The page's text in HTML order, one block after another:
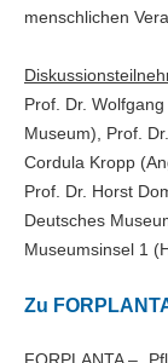
menschlichen
Prof. Dr.
Museum), Prof.
Cordula Kropp
Prof. Dr. Horst
Deutsches
Museumsinsel 1
Zu